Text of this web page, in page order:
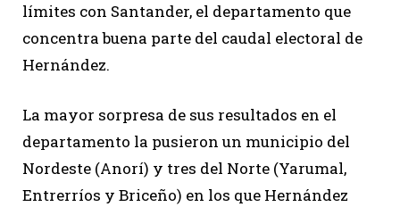
límites con Santander, el departamento que
concentra buena parte del caudal electoral de
Hernández.
La mayor sorpresa de sus resultados en el
departamento la pusieron un municipio del
Nordeste (Anorí) y tres del Norte (Yarumal,
Entrerríos y Briceño) en los que Hernández